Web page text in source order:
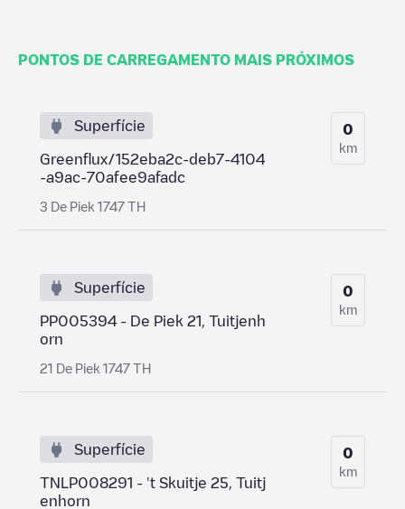
PONTOS DE CARREGAMENTO MAIS PRÓXIMOS
Superfície
Greenflux/152eba2c-deb7-4104
-a9ac-70afee9afadc
3 De Piek 1747 TH
0
km
Superfície
PP005394 - De Piek 21, Tuitjenh
orn
21 De Piek 1747 TH
0
km
Superfície
TNLP008291 - 't Skuitje 25, Tuitj
enhorn
0
km